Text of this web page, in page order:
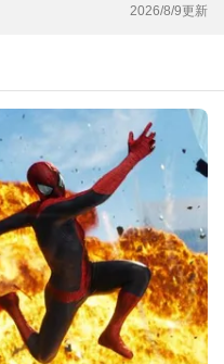
2026/8/9更新